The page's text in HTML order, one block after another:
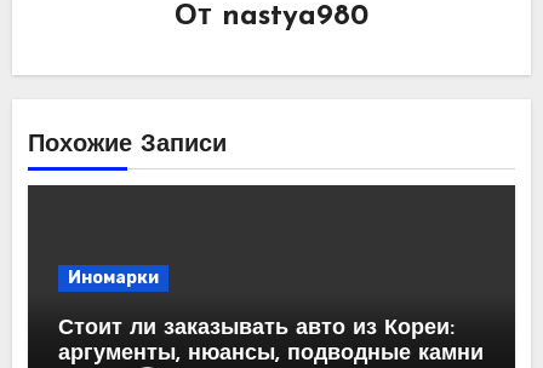
От nastya980
Похожие Записи
Иномарки
Стоит ли заказывать авто из Кореи:
аргументы, нюансы, подводные камни